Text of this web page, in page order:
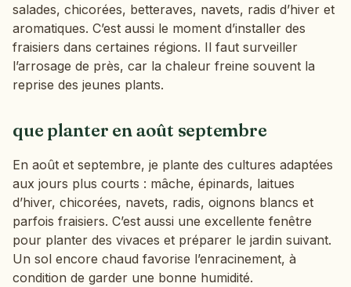
salades, chicorées, betteraves, navets, radis d’hiver et
aromatiques. C’est aussi le moment d’installer des
fraisiers dans certaines régions. Il faut surveiller
l’arrosage de près, car la chaleur freine souvent la
reprise des jeunes plants.
que planter en août septembre
En août et septembre, je plante des cultures adaptées
aux jours plus courts : mâche, épinards, laitues
d’hiver, chicorées, navets, radis, oignons blancs et
parfois fraisiers. C’est aussi une excellente fenêtre
pour planter des vivaces et préparer le jardin suivant.
Un sol encore chaud favorise l’enracinement, à
condition de garder une bonne humidité.